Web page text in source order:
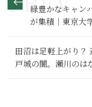
緑豊かなキャン
が集積｜東京大
歩く】
田沼は足軽上がり？
戸城の闇。瀬川のは
原はV字回復【べら